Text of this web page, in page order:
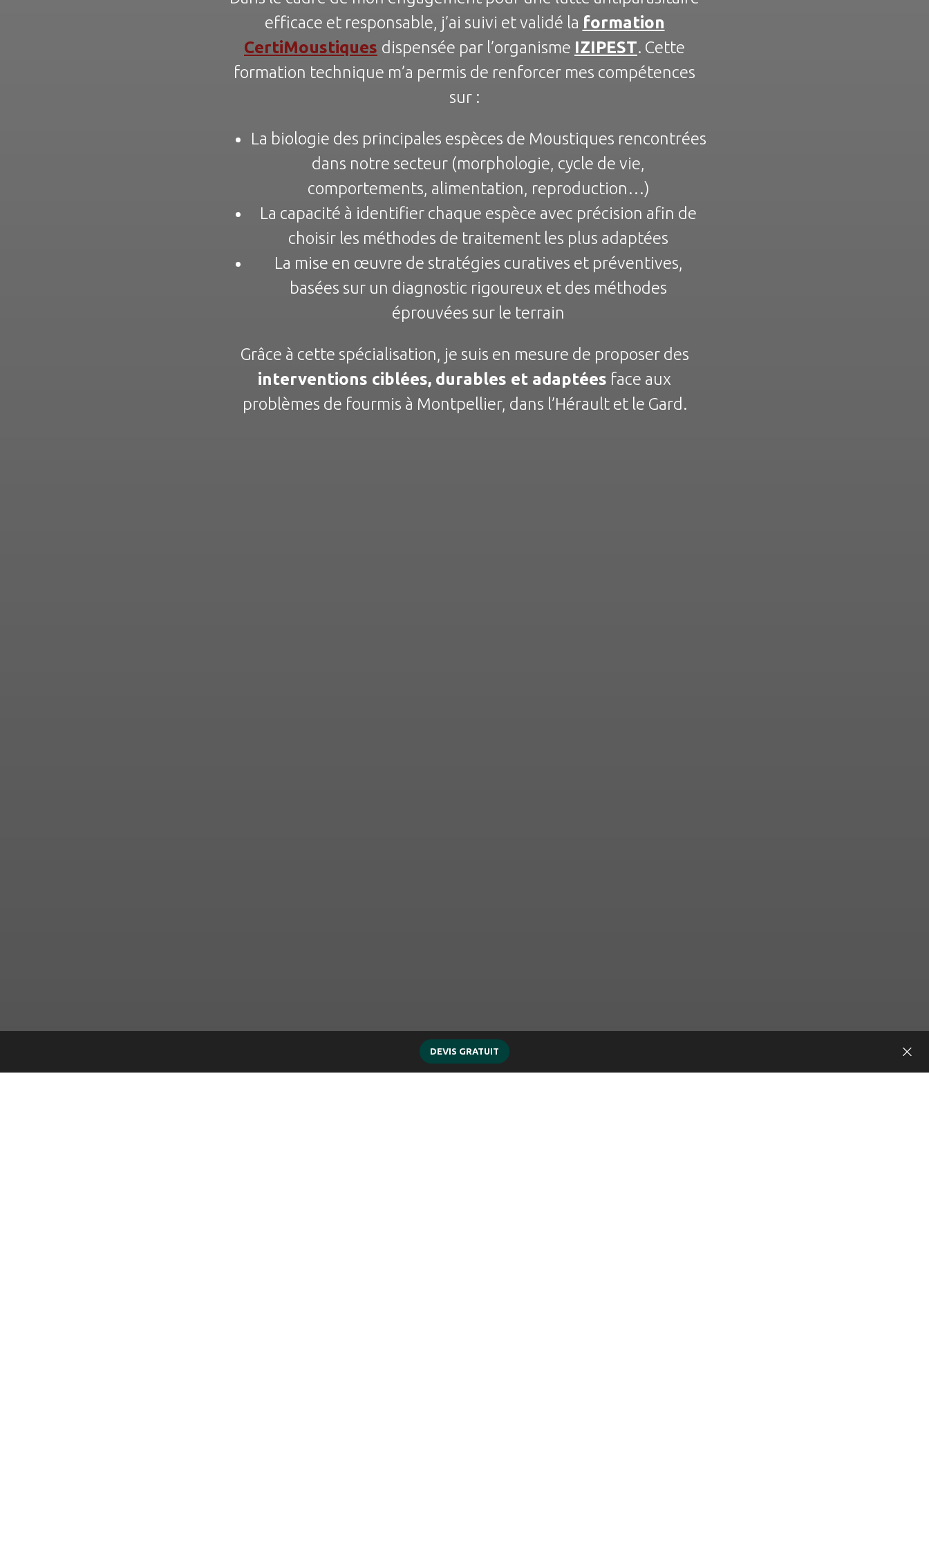
DEVIS GRATUIT
efficace et responsable, j’ai suivi et validé la formation
CertiMoustiques dispensée par l’organisme IZIPEST. Cette
formation technique m’a permis de renforcer mes compétences
sur :
La biologie des principales espèces de Moustiques rencontrées
dans notre secteur (morphologie, cycle de vie,
comportements, alimentation, reproduction…)
La capacité à identifier chaque espèce avec précision afin de
choisir les méthodes de traitement les plus adaptées
La mise en œuvre de stratégies curatives et préventives,
basées sur un diagnostic rigoureux et des méthodes
éprouvées sur le terrain
Grâce à cette spécialisation, je suis en mesure de proposer des
interventions ciblées, durables et adaptées face aux
problèmes de fourmis à Montpellier, dans l’Hérault et le Gard.